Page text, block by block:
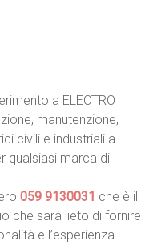
a ELECTRO
manutenzione,
civili e industriali a
qualsiasi marca di
059 9130031 che è il
che sarà lieto di fornire
e l’esperienza